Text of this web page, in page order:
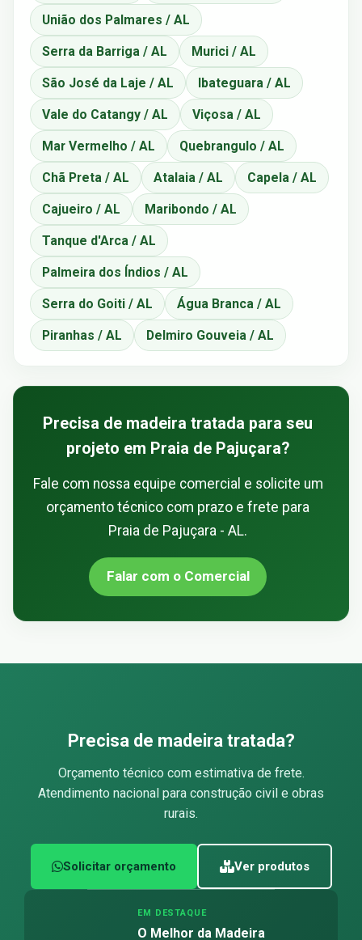
União dos Palmares / AL
Serra da Barriga / AL Murici / AL
São José da Laje / AL Ibateguara / AL
Vale do Catangy / AL Viçosa / AL
Mar Vermelho / AL Quebrangulo / AL
Chã Preta / AL Atalaia / AL Capela / AL
Cajueiro / AL Maribondo / AL
Tanque d'Arca / AL
Palmeira dos Índios / AL
Serra do Goiti / AL Água Branca / AL
Piranhas / AL Delmiro Gouveia / AL
Precisa de madeira tratada para seu
projeto em Praia de Pajuçara?
Fale com nossa equipe comercial e solicite um
orçamento técnico com prazo e frete para
Praia de Pajuçara - AL.
Falar com o Comercial
Precisa de madeira tratada?
Orçamento técnico com estimativa de frete.
Atendimento nacional para construção civil e obras
rurais.
Solicitar orçamento Ver produtos
EM DESTAQUE
O Melhor da Madeira